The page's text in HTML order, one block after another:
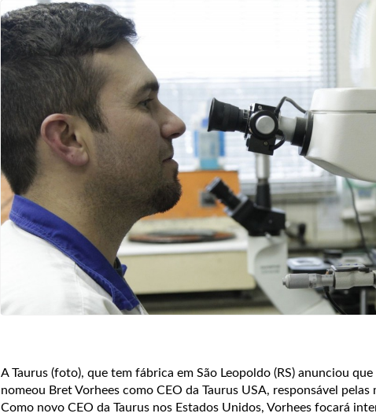
A Taurus (foto), que tem fábrica em São Leopoldo (RS) anunciou
nomeou Bret Vorhees como CEO da Taurus USA, responsável pelas
Como novo CEO da Taurus nos Estados Unidos, Vorhees focará